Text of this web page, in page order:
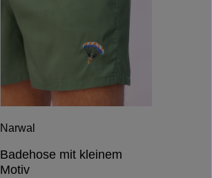
Narwal
Badehose mit kleinem
Motiv